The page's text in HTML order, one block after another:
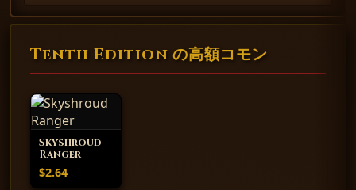
Tenth Edition の高額コモン
Skyshroud
Ranger
$2.64